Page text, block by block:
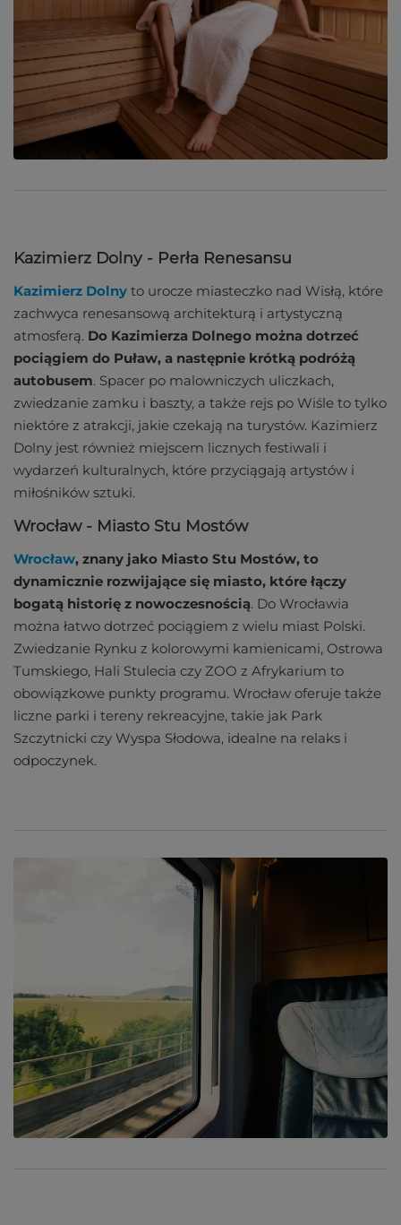
Kazimierz Dolny - Perła Renesansu
Kazimierz Dolny to urocze miasteczko nad Wisłą, które
zachwyca renesansową architekturą i artystyczną
atmosferą. Do Kazimierza Dolnego można dotrzeć
pociągiem do Puław, a następnie krótką podróżą
autobusem. Spacer po malowniczych uliczkach,
zwiedzanie zamku i baszty, a także rejs po Wiśle to tylko
niektóre z atrakcji, jakie czekają na turystów. Kazimierz
Dolny jest również miejscem licznych festiwali i
wydarzeń kulturalnych, które przyciągają artystów i
miłośników sztuki.
Wrocław - Miasto Stu Mostów
Wrocław, znany jako Miasto Stu Mostów, to
dynamicznie rozwijające się miasto, które łączy
bogatą historię z nowoczesnością. Do Wrocławia
można łatwo dotrzeć pociągiem z wielu miast Polski.
Zwiedzanie Rynku z kolorowymi kamienicami, Ostrowa
Tumskiego, Hali Stulecia czy ZOO z Afrykarium to
obowiązkowe punkty programu. Wrocław oferuje także
liczne parki i tereny rekreacyjne, takie jak Park
Szczytnicki czy Wyspa Słodowa, idealne na relaks i
odpoczynek.